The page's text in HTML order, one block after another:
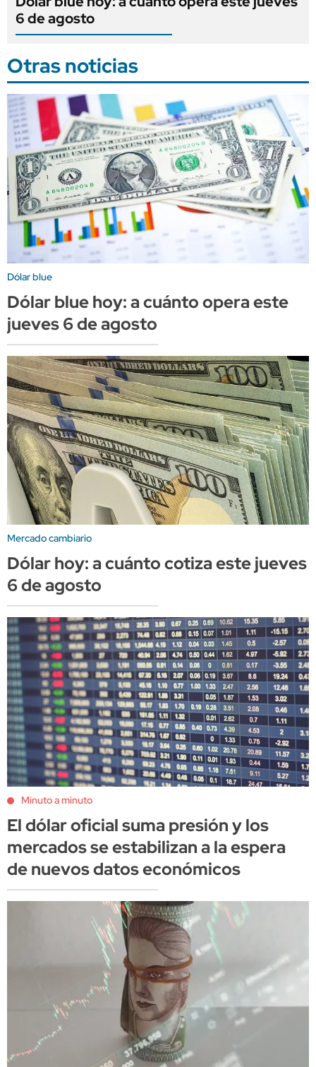
6 de agosto
Otras noticias
Dólar blue
Dólar blue hoy: a cuánto opera este
jueves 6 de agosto
Mercado cambiario
Dólar hoy: a cuánto cotiza este jueves
6 de agosto
Minuto a minuto
El dólar oficial suma presión y los
mercados se estabilizan a la espera
de nuevos datos económicos